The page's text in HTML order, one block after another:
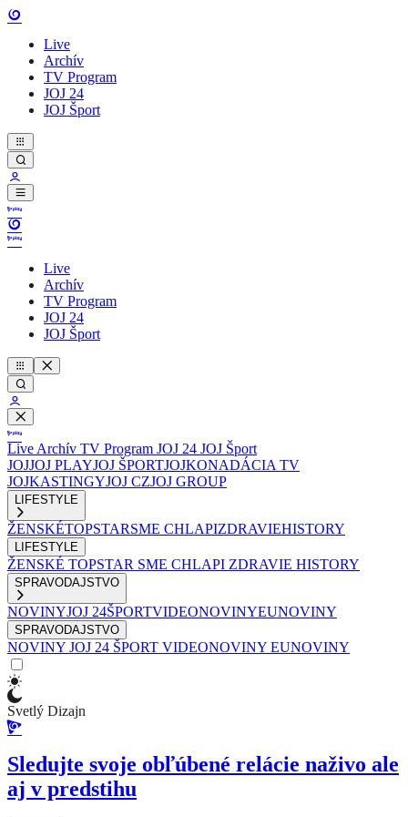
Live
Archív
TV Program
JOJ 24
JOJ Šport
Live
Archív
TV Program
JOJ 24
JOJ Šport
Live Archív TV Program JOJ 24 JOJ Šport
JOJJOJ PLAYJOJ ŠPORTJOJKONADÁCIA TV
JOJKASTINGYJOJ CZJOJ GROUP
LIFESTYLE
ŽENSKÉTOPSTARSME CHLAPIZDRAVIEHISTORY
LIFESTYLE
ŽENSKÉ TOPSTAR SME CHLAPI ZDRAVIE HISTORY
SPRAVODAJSTVO
NOVINYJOJ 24ŠPORTVIDEONOVINYEUNOVINY
SPRAVODAJSTVO
NOVINY JOJ 24 ŠPORT VIDEONOVINY EUNOVINY
Svetlý Dizajn
Sledujte svoje obľúbené relácie naživo ale
aj v predstihu